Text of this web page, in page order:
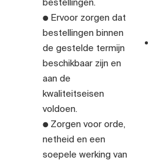
● Ervoor zorgen dat
bestellingen binnen
de gestelde termijn
beschikbaar zijn en
aan de
kwaliteitseisen
voldoen.
● Zorgen voor orde,
netheid en een
soepele werking van